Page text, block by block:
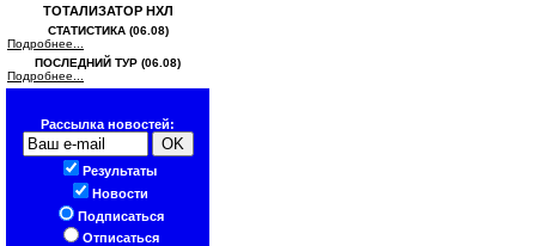
ТОТАЛИЗАТОР НХЛ
СТАТИСТИКА (06.08)
Подробнее...
ПОСЛЕДНИЙ ТУР (06.08)
Подробнее...
Рассылка новостей:
Результаты
Новости
Подписаться
Отписаться